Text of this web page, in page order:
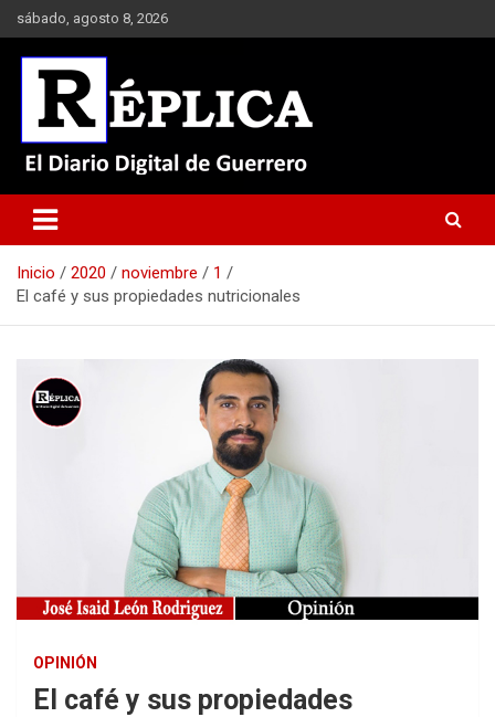
Saltar
al
contenido
sábado, agosto 8, 2026
Réplica
Inicio 2020 noviembre
1
El café y sus propiedades nutricionales
OPINIÓN
El café y sus propiedades